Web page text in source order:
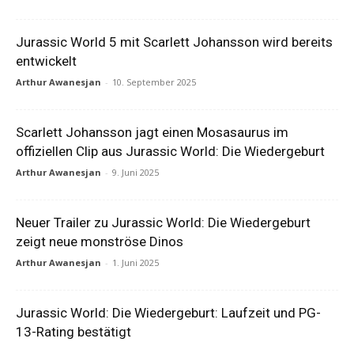
Jurassic World 5 mit Scarlett Johansson wird bereits
entwickelt
Arthur Awanesjan - 10. September 2025
Scarlett Johansson jagt einen Mosasaurus im
offiziellen Clip aus Jurassic World: Die Wiedergeburt
Arthur Awanesjan - 9. Juni 2025
Neuer Trailer zu Jurassic World: Die Wiedergeburt
zeigt neue monströse Dinos
Arthur Awanesjan - 1. Juni 2025
Jurassic World: Die Wiedergeburt: Laufzeit und PG-
13-Rating bestätigt